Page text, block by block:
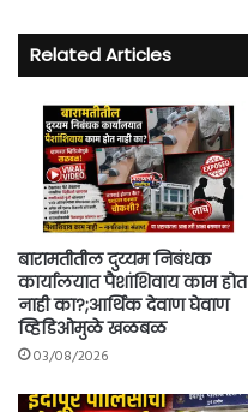
Related Articles
बारामतीतील दुय्यम निबंधक
कार्यालयात पैशांशिवाय काम होत
नाही का?;आर्थिक देवाण घेवाण
व्हिडिओमुळे खळबळ
03/08/2026